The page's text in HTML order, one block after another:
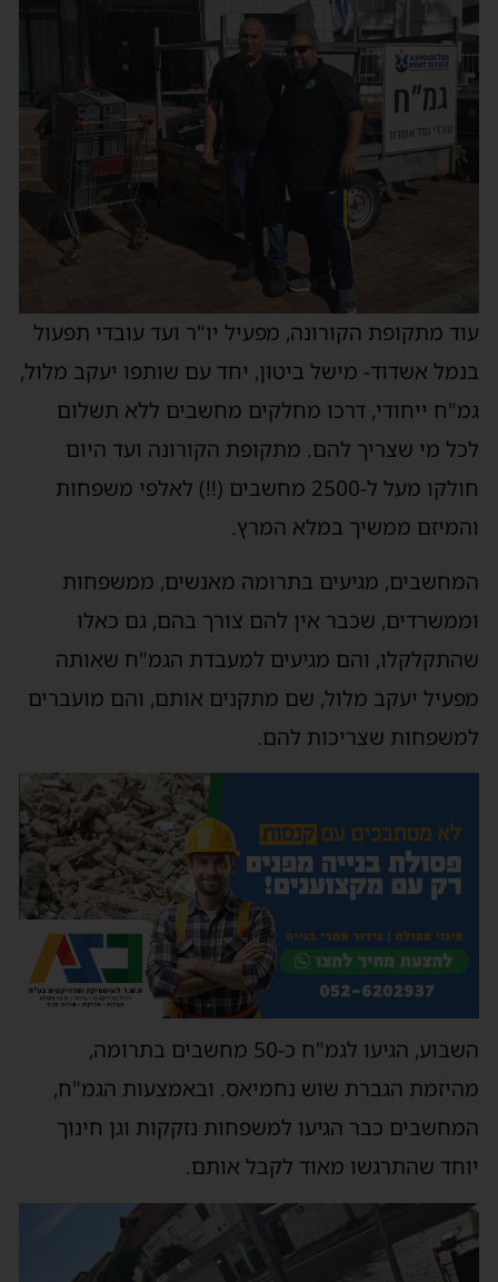
עוד מתקופת הקורונה, מפעיל יו"ר ועד עובדי תפעול
בנמל אשדוד- מישל ביטון, יחד עם שותפו יעקב מלול,
גמ"ח ייחודי, דרכו מחלקים מחשבים ללא תשלום
לכל מי שצריך להם. מתקופת הקורונה ועד היום
חולקו מעל ל-2500 מחשבים (!!) לאלפי משפחות
והמיזם ממשיך במלא המרץ.
המחשבים, מגיעים בתרומה מאנשים, ממשפחות
וממשרדים, שכבר אין להם צורך בהם, גם כאלו
שהתקלקלו, והם מגיעים למעבדת הגמ"ח שאותה
מפעיל יעקב מלול, שם מתקנים אותם, והם מועברים
למשפחות שצריכות להם.
השבוע, הגיעו לגמ"ח כ-50 מחשבים בתרומה,
מהיזמת הגברת שוש נחמיאס. ובאמצעות הגמ"ח,
המחשבים כבר הגיעו למשפחות נזקקות וגן חינוך
יוחד שהתרגשו מאוד לקבל אותם.